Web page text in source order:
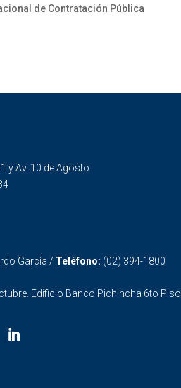
de Contratación Pública
y Av. 10 de Agosto
García / Teléfono: (02) 394-1800
Edificio Banco Pichincha 6to Piso